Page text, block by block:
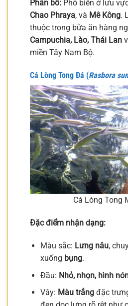
Phân bố: Phổ biến ở lưu
Chao Phraya, và Mê Kông.
thuộc trong bữa ăn hàng
Campuchia, Lào, Thái Lan
miền Tây Nam Bộ.
Cá Lòng Tong Đá (Rasbora
Cá Lòng Tong
Đặc điểm nhận dạng:
Màu sắc: Lưng nâu,
xuống bụng.
Đầu: Nhỏ, nhọn, hình
Vây: Màu trắngđặc